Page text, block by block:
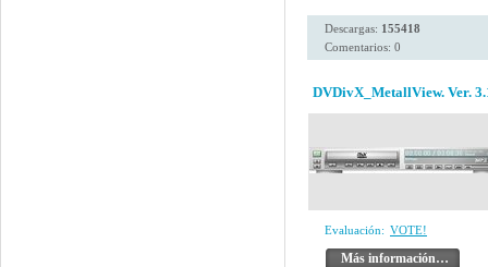
Descargas: 155418
Comentarios: 0
DVDivX_MetallView. Ver.
Evaluación: VOTE!
Más información…